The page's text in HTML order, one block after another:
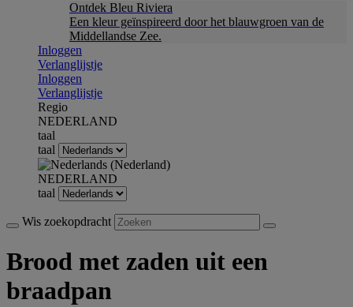
Ontdek Bleu Riviera
Een kleur geïnspireerd door het blauwgroen van de
Middellandse Zee.
Inloggen
Verlanglijstje
Inloggen
Verlanglijstje
Regio
NEDERLAND
taal
taal
NEDERLAND
taal
Wis zoekopdracht
Brood met zaden uit een
braadpan